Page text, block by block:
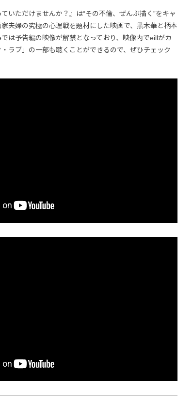
いただけませんか？』は“その不倫、ぜんぶ描く”をキャ
夫婦の究極の心理戦を題材にした映画で、黒木華と柄本
は予告編の映像が解禁となっており、映像内でeillがカ
ラブ」の一部も聴くことができるので、ぜひチェック